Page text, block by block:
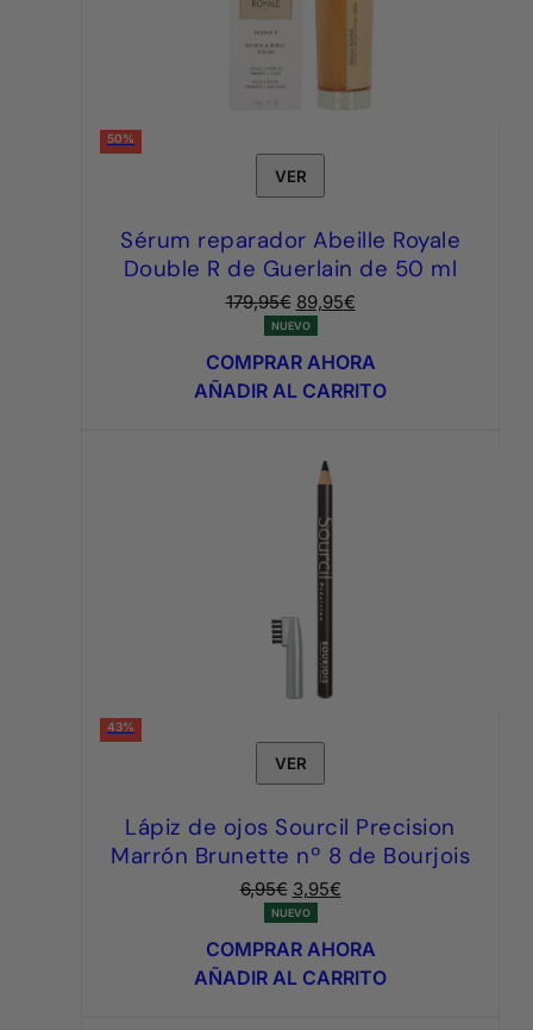
50%
VER
Sérum reparador Abeille Royale
Double R de Guerlain de 50 ml
179,95€ El
precio
original
era:
179,95€.
89,95€El
actual
es:
89,95€.
NUEVO
COMPRAR AHORA
AÑADIR AL CARRITO
43%
VER
Lápiz de ojos Sourcil Precision
Marrón Brunette nº 8 de Bourjois
6,95€ El
precio
original
era:
6,95€.
3,95€El
actual
es:
3,95€.
NUEVO
COMPRAR AHORA
AÑADIR AL CARRITO